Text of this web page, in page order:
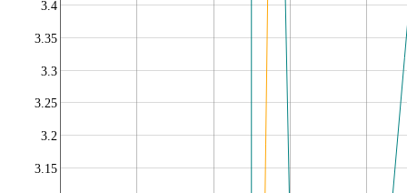
3.15
3.2
3.25
3.3
3.35
3.4